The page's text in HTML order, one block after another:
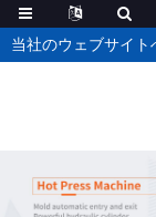
当社のウェブサイト